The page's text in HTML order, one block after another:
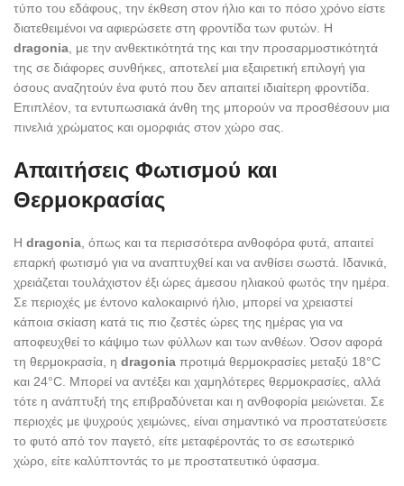
τύπο του εδάφους, την έκθεση στον ήλιο και το πόσο χρόνο είστε
διατεθειμένοι να αφιερώσετε στη φροντίδα των φυτών. Η
dragonia , με την ανθεκτικότητά της και την προσαρμοστικότητά
της σε διάφορες συνθήκες, αποτελεί μια εξαιρετική επιλογή για
όσους αναζητούν ένα φυτό που δεν απαιτεί ιδιαίτερη φροντίδα.
Επιπλέον, τα εντυπωσιακά άνθη της μπορούν να προσθέσουν μια
πινελιά χρώματος και ομορφιάς στον χώρο σας.
Απαιτήσεις Φωτισμού και
Θερμοκρασίας
Η dragonia , όπως και τα περισσότερα ανθοφόρα φυτά, απαιτεί
επαρκή φωτισμό για να αναπτυχθεί και να ανθίσει σωστά. Ιδανικά,
χρειάζεται τουλάχιστον έξι ώρες άμεσου ηλιακού φωτός την ημέρα.
Σε περιοχές με έντονο καλοκαιρινό ήλιο, μπορεί να χρειαστεί
κάποια σκίαση κατά τις πιο ζεστές ώρες της ημέρας για να
αποφευχθεί το κάψιμο των φύλλων και των ανθέων. Όσον αφορά
τη θερμοκρασία, η dragonia προτιμά θερμοκρασίες μεταξύ 18°C
και 24°C. Μπορεί να αντέξει και χαμηλότερες θερμοκρασίες, αλλά
τότε η ανάπτυξή της επιβραδύνεται και η ανθοφορία μειώνεται. Σε
περιοχές με ψυχρούς χειμώνες, είναι σημαντικό να προστατεύσετε
το φυτό από τον παγετό, είτε μεταφέροντάς το σε εσωτερικό
χώρο, είτε καλύπτοντάς το με προστατευτικό ύφασμα.